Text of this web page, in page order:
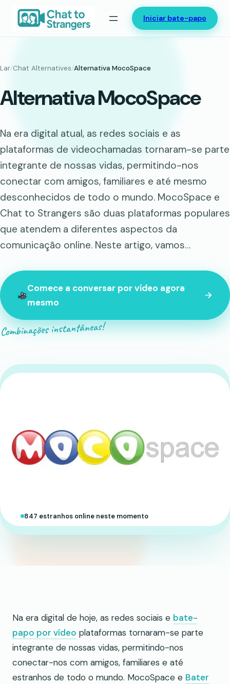
Saltar
Iniciar bate-papo
Lar/Chat Alternatives/Alternativa MocoSpace
Alternativa MocoSpace
Na era digital atual, as redes sociais e as
plataformas de videochamadas tornaram-se parte
integrante de nossas vidas, permitindo-nos
conectar com amigos, familiares e até mesmo
desconhecidos de todo o mundo. MocoSpace e
Chat to Strangers são duas plataformas populares
que atendem a diferentes aspectos da
comunicação online. Neste artigo, vamos…
Comece a conversar por vídeo agora
mesmo
Combinações instantâneas!
847 estranhos online neste momento
Na era digital de hoje, as redes sociais e bate-
papo por vídeo plataformas tornaram-se parte
integrante de nossas vidas, permitindo-nos
conectar-nos com amigos, familiares e até
estranhos de todo o mundo. MocoSpace e Bater